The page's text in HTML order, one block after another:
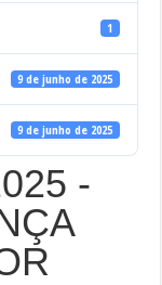
1
9 de junho de 2025
9 de junho de 2025
-